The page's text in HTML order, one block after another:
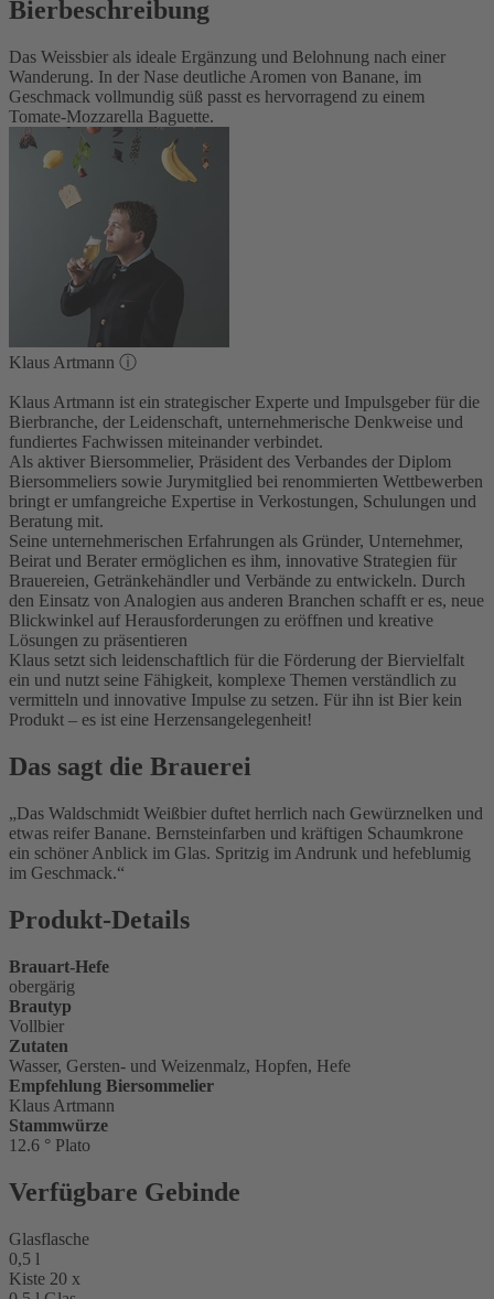
Bierbeschreibung
Das Weissbier als ideale Ergänzung und Belohnung nach einer
Wanderung. In der Nase deutliche Aromen von Banane, im
Geschmack vollmundig süß passt es hervorragend zu einem
Tomate-Mozzarella Baguette.
Klaus Artmann ⓘ
Klaus Artmann ist ein strategischer Experte und Impulsgeber für die
Bierbranche, der Leidenschaft, unternehmerische Denkweise und
fundiertes Fachwissen miteinander verbindet.
Als aktiver Biersommelier, Präsident des Verbandes der Diplom
Biersommeliers sowie Jurymitglied bei renommierten Wettbewerben
bringt er umfangreiche Expertise in Verkostungen, Schulungen und
Beratung mit.
Seine unternehmerischen Erfahrungen als Gründer, Unternehmer,
Beirat und Berater ermöglichen es ihm, innovative Strategien für
Brauereien, Getränkehändler und Verbände zu entwickeln. Durch
den Einsatz von Analogien aus anderen Branchen schafft er es, neue
Blickwinkel auf Herausforderungen zu eröffnen und kreative
Lösungen zu präsentieren
Klaus setzt sich leidenschaftlich für die Förderung der Biervielfalt
ein und nutzt seine Fähigkeit, komplexe Themen verständlich zu
vermitteln und innovative Impulse zu setzen. Für ihn ist Bier kein
Produkt – es ist eine Herzensangelegenheit!
Das sagt die Brauerei
Das Waldschmidt Weißbier duftet herrlich nach Gewürznelken und
etwas reifer Banane. Bernsteinfarben und kräftigen Schaumkrone
ein schöner Anblick im Glas. Spritzig im Andrunk und hefeblumig
im Geschmack.
Produkt-Details
Brauart-Hefe
obergärig
Brautyp
Vollbier
Zutaten
Wasser, Gersten- und Weizenmalz, Hopfen, Hefe
Empfehlung Biersommelier
Klaus Artmann
Stammwürze
12.6 ° Plato
Verfügbare Gebinde
Glasflasche
0,5 l
Kiste 20 x